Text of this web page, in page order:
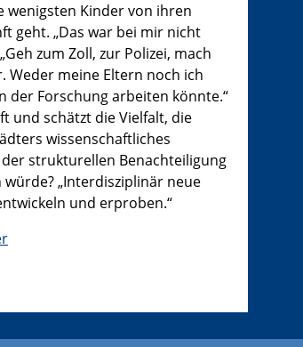
wenigsten Kinder von ihren
geht. „Das war bei mir nicht
zum Zoll, zur Polizei, mach
Weder meine Eltern noch ich
der Forschung arbeiten könnte.“
und schätzt die Vielfalt, die
wissenschaftliches
strukturellen Benachteiligung
„Interdisziplinär neue
und erproben.“